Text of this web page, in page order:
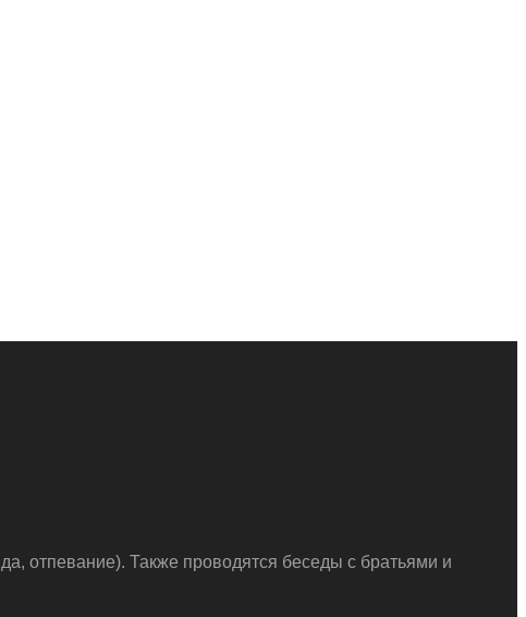
отпевание). Также проводятся беседы с братьями и